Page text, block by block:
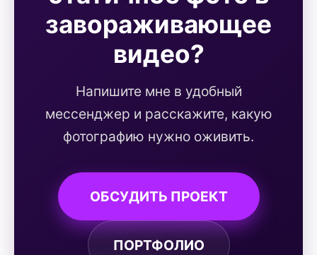
завораживающее
видео?
Напишите мне в удобный
мессенджер и расскажите, какую
фотографию нужно оживить.
ОБСУДИТЬ ПРОЕКТ
ПОРТФОЛИО